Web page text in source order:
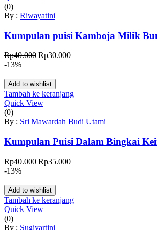
(0)
By : Riwayatini
Kumpulan puisi Kamboja Milik
Rp40.000 Harga
Rp40.000.
Rp30.000Harga
Rp30.000.
-13%
Add to wishlist
Tambah ke keranjang
Quick View
(0)
By : Sri Mawardah Budi Utami
Kumpulan Puisi Dalam Bingkai
Rp40.000 Harga
Rp40.000.
Rp35.000Harga
Rp35.000.
-13%
Add to wishlist
Tambah ke keranjang
Quick View
(0)
By : Sugiyartini